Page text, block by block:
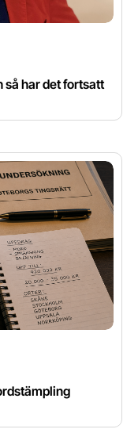
så har det fortsatt